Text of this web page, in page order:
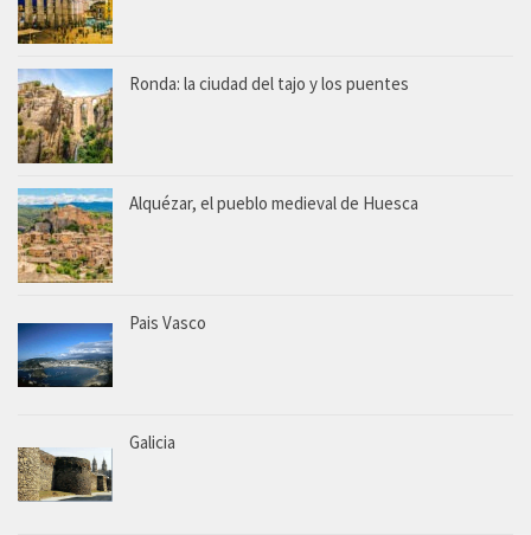
Ronda: la ciudad del tajo y los puentes
Alquézar, el pueblo medieval de Huesca
Pais Vasco
Galicia